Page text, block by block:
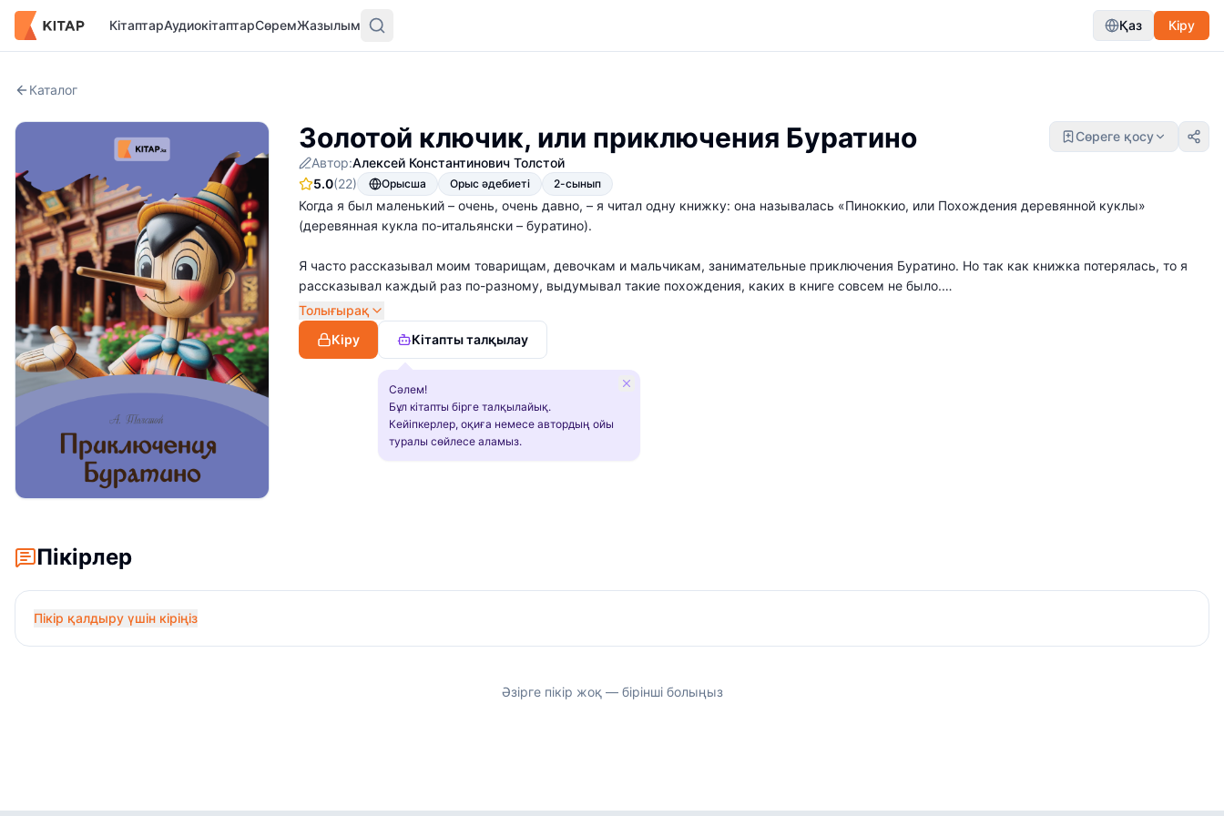
КітаптарАудиокітаптарСөремЖазылым Қаз Кіру
Каталог
Золотой ключик, или приключения Буратино
Сөреге қосу
Автор:Алексей Константинович Толстой
5.0(22) Орысша Орыс әдебиеті 2-сынып
Когда я был маленький – очень, очень давно, – я читал одну книжку: она называлась «Пиноккио, или Похождения деревянной куклы»
(деревянная кукла по-итальянски – буратино).
Я часто рассказывал моим товарищам, девочкам и мальчикам, занимательные приключения Буратино. Но так как книжка потерялась, то я
рассказывал каждый раз по-разному, выдумывал такие похождения, каких в книге совсем не было.
Теперь, через много-много лет, я припомнил моего старого друга Буратино и надумал рассказать вам, девочки и мальчики, необычайную
историю про этого деревянного человечка.
Алексей Толстой
Толығырақ
Кіру
Кітапты талқылау
Сәлем!
Бұл кітапты бірге талқылайық.
Кейіпкерлер, оқиға немесе автордың ойы
туралы сөйлесе аламыз.
Пікірлер
Пікір қалдыру үшін кіріңіз
Әзірге пікір жоқ — бірінші болыңыз